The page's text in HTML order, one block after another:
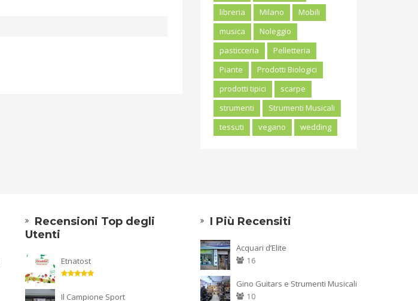
libreria
Milano
Mobili
musica
Noleggio
pasticceria
Pelletteria
Piante
Prodotti Biologici
prodotti tipici
scarpe
strumenti
Strumenti Musicali
tessuti
vegano wedding
Recensioni Top degli
Utenti
Etnatost
Il Campione Sport
I Più Recensiti
Acquari d’Elite
16
Gino Guitars e Strumenti Musicali
10